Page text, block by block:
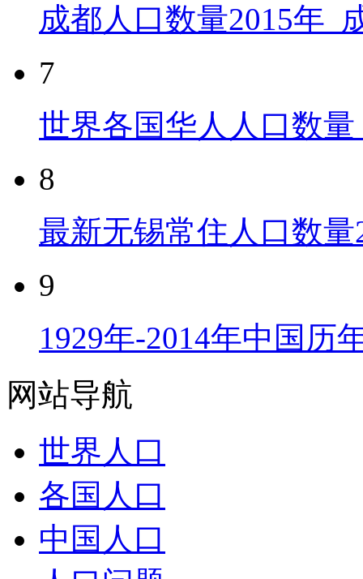
成都人口数量2015年_
7
世界各国华人人口数
8
最新无锡常住人口数
9
1929年-2014年中国历
网站导航
世界人口
各国人口
中国人口